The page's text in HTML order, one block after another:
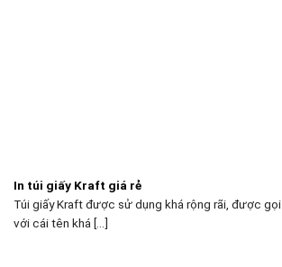
In túi giấy Kraft giá rẻ
Túi giấy Kraft được sử dụng khá rộng rãi, được gọi
với cái tên khá [...]